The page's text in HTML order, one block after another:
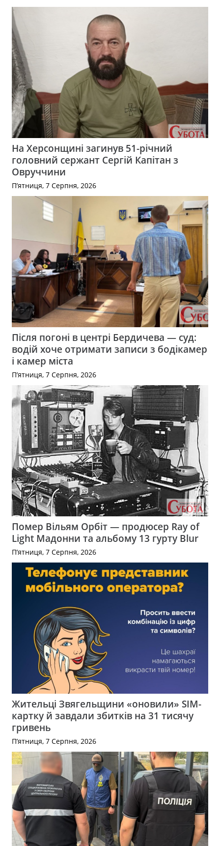
На Херсонщині загинув 51-річний
головний сержант Сергій Капітан з
Овруччини
П’ятниця, 7 Серпня, 2026
Після погоні в центрі Бердичева — суд:
водій хоче отримати записи з бодікамер
і камер міста
П’ятниця, 7 Серпня, 2026
Помер Вільям Орбіт — продюсер Ray of
Light Мадонни та альбому 13 гурту Blur
П’ятниця, 7 Серпня, 2026
Жительці Звягельщини «оновили» SIM-
картку й завдали збитків на 31 тисячу
гривень
П’ятниця, 7 Серпня, 2026